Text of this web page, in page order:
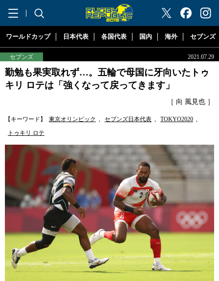
"ラグビーリパブリック"
ワールドカップ 日本代表 各国代表 国内 海外 セブンズ
セブンズ 2021.07.29
勤勉も果実取れず…。五輪で母国に牙向いたトゥ
キリ ロテは「強くなって戻ってきます」
［ 向 風見也 ］
【キーワード】 東京オリンピック , セブンズ日本代表 , TOKYO2020 ,
トゥキリ ロテ